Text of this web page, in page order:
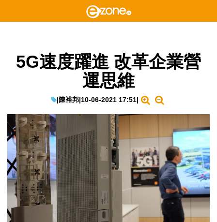
5G速度躍進 改革企業營
運思維
|陳裕邦|10-06-2021 17:51|